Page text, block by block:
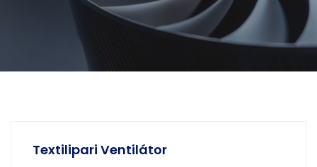
Textilipari Ventilátor